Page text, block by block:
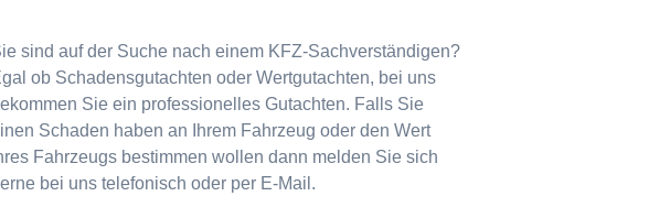
sind auf der Suche nach einem KFZ-Sachverständigen?
ob Schadensgutachten oder Wertgutachten, bei uns
Sie ein professionelles Gutachten. Falls Sie
Schaden haben an Ihrem Fahrzeug oder den Wert
Fahrzeugs bestimmen wollen dann melden Sie sich
bei uns telefonisch oder per E-Mail.